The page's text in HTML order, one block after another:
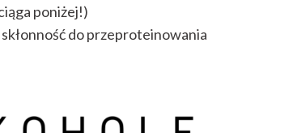
poniżej!)
skłonność do przeproteinowania